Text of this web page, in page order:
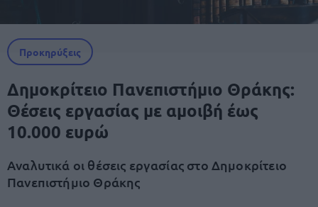
Προκηρύξεις
Δημοκρίτειο Πανεπιστήμιο Θράκης:
Θέσεις εργασίας με αμοιβή έως
10.000 ευρώ
Αναλυτικά οι θέσεις εργασίας στο Δημοκρίτειο
Πανεπιστήμιο Θράκης